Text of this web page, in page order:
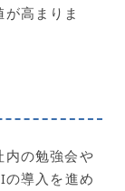
高まりま
内の勉強会や
導入を進め